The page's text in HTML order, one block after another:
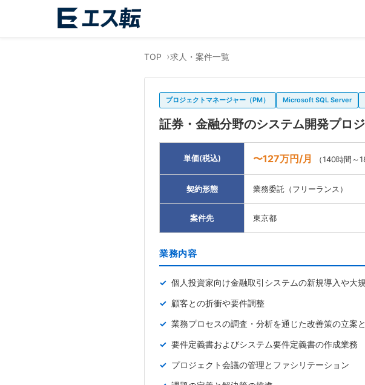
TOP 求人・案件一覧
プロジェクトマネージャー（PM） Microsoft SQL Server
証券・金融分野のシステム開発プロ
単価(税込) 〜127万円/月 （140時間～
契約形態 業務委託（フリーランス）
案件先 東京都
業務内容
個人投資家向け金融取引システムの新規導入や大
顧客との折衝や要件調整
業務プロセスの調査・分析を通じた改善策の立案
要件定義書およびシステム要件定義書の作成業務
プロジェクト会議の管理とファシリテーション